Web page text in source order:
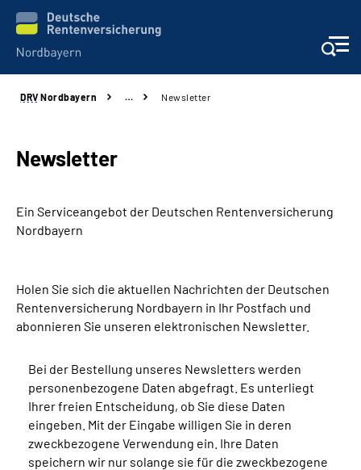
Online-Services
Services
Reha-Kliniken
Presse und Experten
Karriere
Über uns
Inhalte in Gebärdensprache (DGS)
Leichte Sprache
DRV Nordbayern … Newsletter
Newsletter
Ein Serviceangebot der Deutschen Rentenversicherung
Nordbayern
Holen Sie sich die aktuellen Nachrichten der Deutschen
Rentenversicherung Nordbayern in Ihr Postfach und
abonnieren Sie unseren elektronischen Newsletter.
Bei der Bestellung unseres Newsletters werden
personenbezogene Daten abgefragt. Es unterliegt
Ihrer freien Entscheidung, ob Sie diese Daten
eingeben. Mit der Eingabe willigen Sie in deren
zweckbezogene Verwendung ein. Ihre Daten
speichern wir nur solange sie für die zweckbezogene